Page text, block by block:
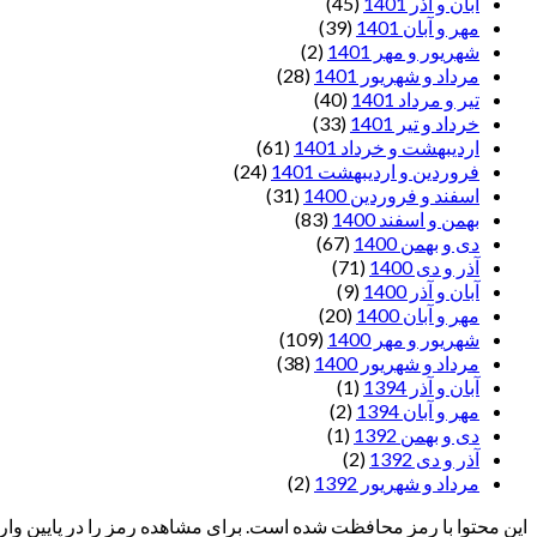
مهر و آبان 1401
(39)
شهریور و مهر 1401
(2)
مرداد و شهریور 1401
(28)
تیر و مرداد 1401
(40)
خرداد و تیر 1401
(33)
اردیبهشت و خرداد 1401
(61)
فروردین و اردیبهشت 1401
(24)
اسفند و فروردین 1400
(31)
بهمن و اسفند 1400
(83)
دی و بهمن 1400
(67)
آذر و دی 1400
(71)
آبان و آذر 1400
(9)
مهر و آبان 1400
(20)
شهریور و مهر 1400
(109)
مرداد و شهریور 1400
(38)
آبان و آذر 1394
(1)
مهر و آبان 1394
(2)
دی و بهمن 1392
(1)
آذر و دی 1392
(2)
مرداد و شهریور 1392
(2)
این محتوا با رمز محافظت شده است. برای مشاهده رمز را در پایین